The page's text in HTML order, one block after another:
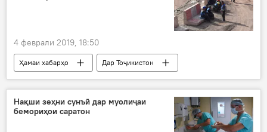
4 феврали 2019, 18:50
Ҳамаи хабарҳо
Дар Тоҷикистон
НБО Роғун
сохтмон даргузашт
Нақши зеҳни сунъӣ дар муолиҷаи
бемориҳои саратон